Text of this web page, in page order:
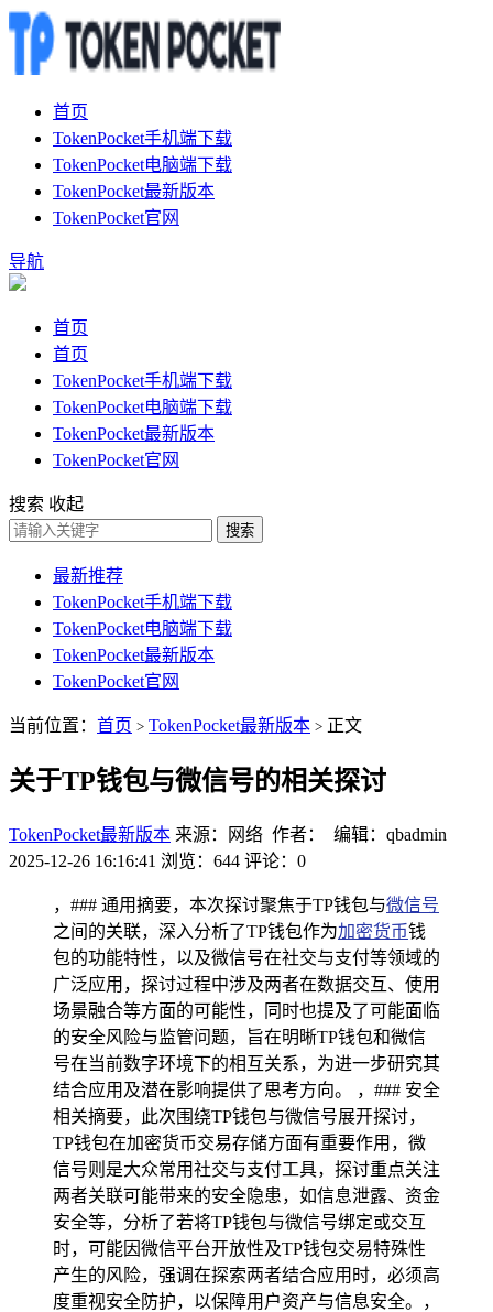
首页
TokenPocket手机端下载
TokenPocket电脑端下载
TokenPocket最新版本
TokenPocket官网
导航
首页
首页
TokenPocket手机端下载
TokenPocket电脑端下载
TokenPocket最新版本
TokenPocket官网
搜索 收起
搜索
最新推荐
TokenPocket手机端下载
TokenPocket电脑端下载
TokenPocket最新版本
TokenPocket官网
当前位置： 首页 > TokenPocket最新版本 > 正文
关于TP钱包与微信号的相关探讨
TokenPocket最新版本 来源：网络 作者： 编辑：qbadmin
2025-12-26 16:16:41 浏览：644 评论：0
，### 通用摘要，本次探讨聚焦于TP钱包与微信号
之间的关联，深入分析了TP钱包作为加密货币钱
包的功能特性，以及微信号在社交与支付等领域的
广泛应用，探讨过程中涉及两者在数据交互、使用
场景融合等方面的可能性，同时也提及了可能面临
的安全风险与监管问题，旨在明晰TP钱包和微信
号在当前数字环境下的相互关系，为进一步研究其
结合应用及潜在影响提供了思考方向。 ，### 安全
相关摘要，此次围绕TP钱包与微信号展开探讨，
TP钱包在加密货币交易存储方面有重要作用，微
信号则是大众常用社交与支付工具，探讨重点关注
两者关联可能带来的安全隐患，如信息泄露、资金
安全等，分析了若将TP钱包与微信号绑定或交互
时，可能因微信平台开放性及TP钱包交易特殊性
产生的风险，强调在探索两者结合应用时，必须高
度重视安全防护，以保障用户资产与信息安全。，